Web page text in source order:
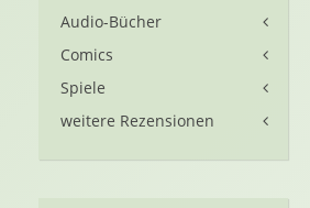
Audio-Bücher
Comics
Spiele
weitere Rezensionen